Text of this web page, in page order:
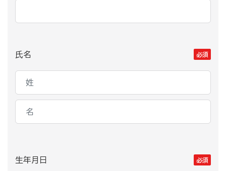
氏名 必須
生年月日 必須